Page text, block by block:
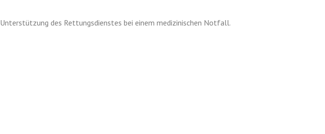
Unterstützung des Rettungsdienstes bei einem medizinischen Notfall.